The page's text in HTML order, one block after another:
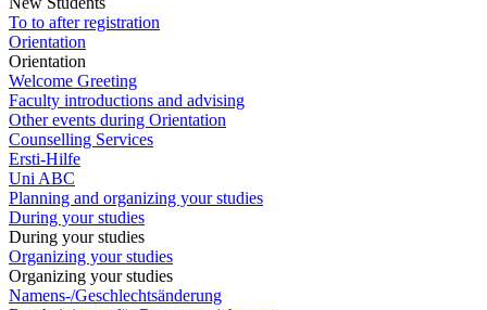
To to after registration
Orientation
Orientation
Welcome Greeting
Faculty introductions and advising
Other events during Orientation
Counselling Services
Ersti-Hilfe
Uni ABC
Planning and organizing your studies
During your studies
During your studies
Organizing your studies
Organizing your studies
Namens-/Geschlechtsänderung